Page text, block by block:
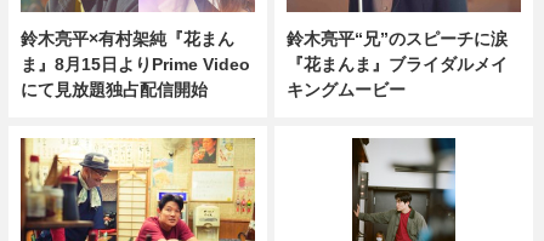
鈴木亮平×有村架純『花まん
ま』8月15日よりPrime Video
にて見放題独占配信開始
鈴木亮平“兄”のスピーチに涙
『花まんま』ブライダルメイ
キングムービー